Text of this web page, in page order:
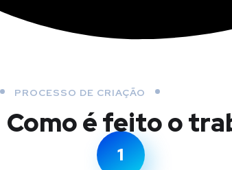
PROCESSO DE CRIAÇÃO
Como é feito o
1